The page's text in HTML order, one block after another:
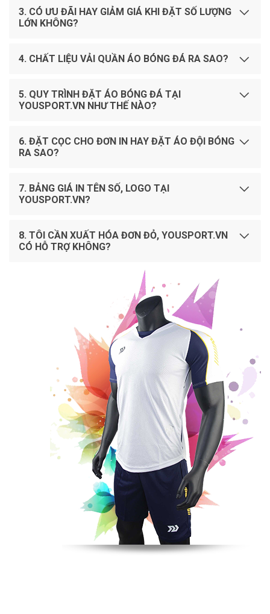
3. CÓ ƯU ĐÃI HAY GIẢM GIÁ KHI ĐẶT SỐ LƯỢNG
LỚN KHÔNG?
4. CHẤT LIỆU VẢI QUẦN ÁO BÓNG ĐÁ RA SAO?
5. QUY TRÌNH ĐẶT ÁO BÓNG ĐÁ TẠI
YOUSPORT.VN NHƯ THẾ NÀO?
6. ĐẶT CỌC CHO ĐƠN IN HAY ĐẶT ÁO ĐỘI BÓNG
RA SAO?
7. BẢNG GIÁ IN TÊN SỐ, LOGO TẠI
YOUSPORT.VN?
8. TÔI CẦN XUẤT HÓA ĐƠN ĐỎ, YOUSPORT.VN
CÓ HỖ TRỢ KHÔNG?